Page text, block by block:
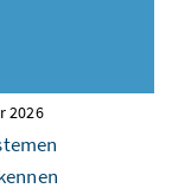
2026